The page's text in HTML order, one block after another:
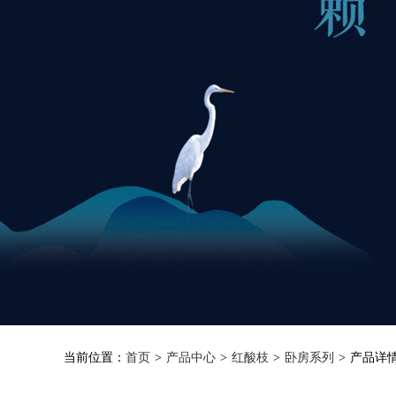
当前位置： 首页 > 产品中心 > 红酸枝 > 卧房系列 > 产品详